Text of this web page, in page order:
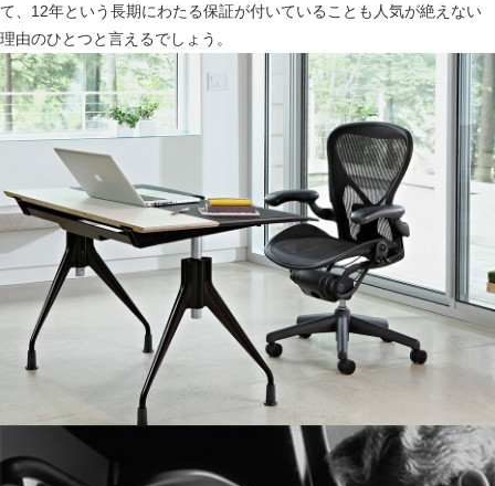
て、12年という長期にわたる保証が付いていることも人気が絶えない
理由のひとつと言えるでしょう。